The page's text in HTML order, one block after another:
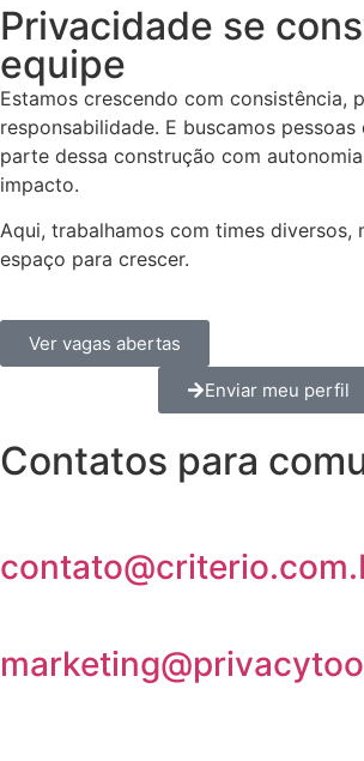
Privacidade se
equipe
Estamos crescendo com consistência,
responsabilidade. E buscamos
parte dessa construção com
impacto.
Aqui, trabalhamos com times diversos,
espaço para crescer.
Ver vagas abertas
Enviar meu perfil
Contatos para